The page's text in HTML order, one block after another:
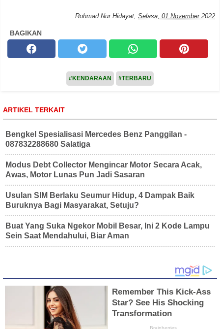
Rohmad Nur Hidayat Selasa, 01 November 2022
BAGIKAN
#KENDARAAN #TERBARU
ARTIKEL TERKAIT
Bengkel Spesialisasi Mercedes Benz Panggilan -
087832288680 Salatiga
Modus Debt Collector Mengincar Motor Secara Acak,
Awas, Motor Lunas Pun Jadi Sasaran
Usulan SIM Berlaku Seumur Hidup, 4 Dampak Baik
Buruknya Bagi Masyarakat, Setuju?
Buat Yang Suka Ngekor Mobil Besar, Ini 2 Kode Lampu
Sein Saat Mendahului, Biar Aman